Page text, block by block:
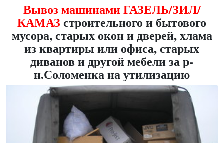
Вывоз машинами ГАЗЕЛЬ/ЗИЛ/
КАМАЗ строительного и бытового
мусора, старых окон и дверей, хлама
из квартиры или офиса, старых
диванов и другой мебели за р-
н.Соломенка на утилизацию